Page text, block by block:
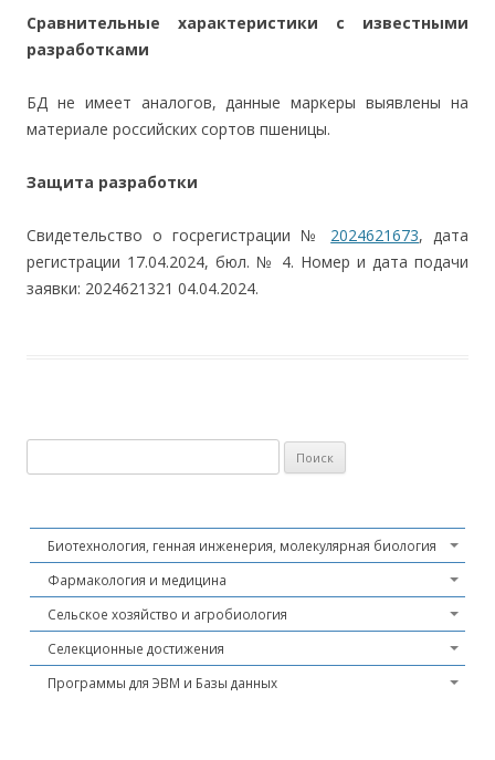
Сравнительные характеристики с известными
разработками
БД не имеет аналогов, данные маркеры выявлены на
материале российских сортов пшеницы.
Защита разработки
Свидетельство о госрегистрации № 2024621673, дата
регистрации 17.04.2024, бюл. № 4. Номер и дата подачи
заявки: 2024621321 04.04.2024.
Биотехнология, генная инженерия, молекулярная биология
Фармакология и медицина
Сельское хозяйство и агробиология
Селекционные достижения
Программы для ЭВМ и Базы данных